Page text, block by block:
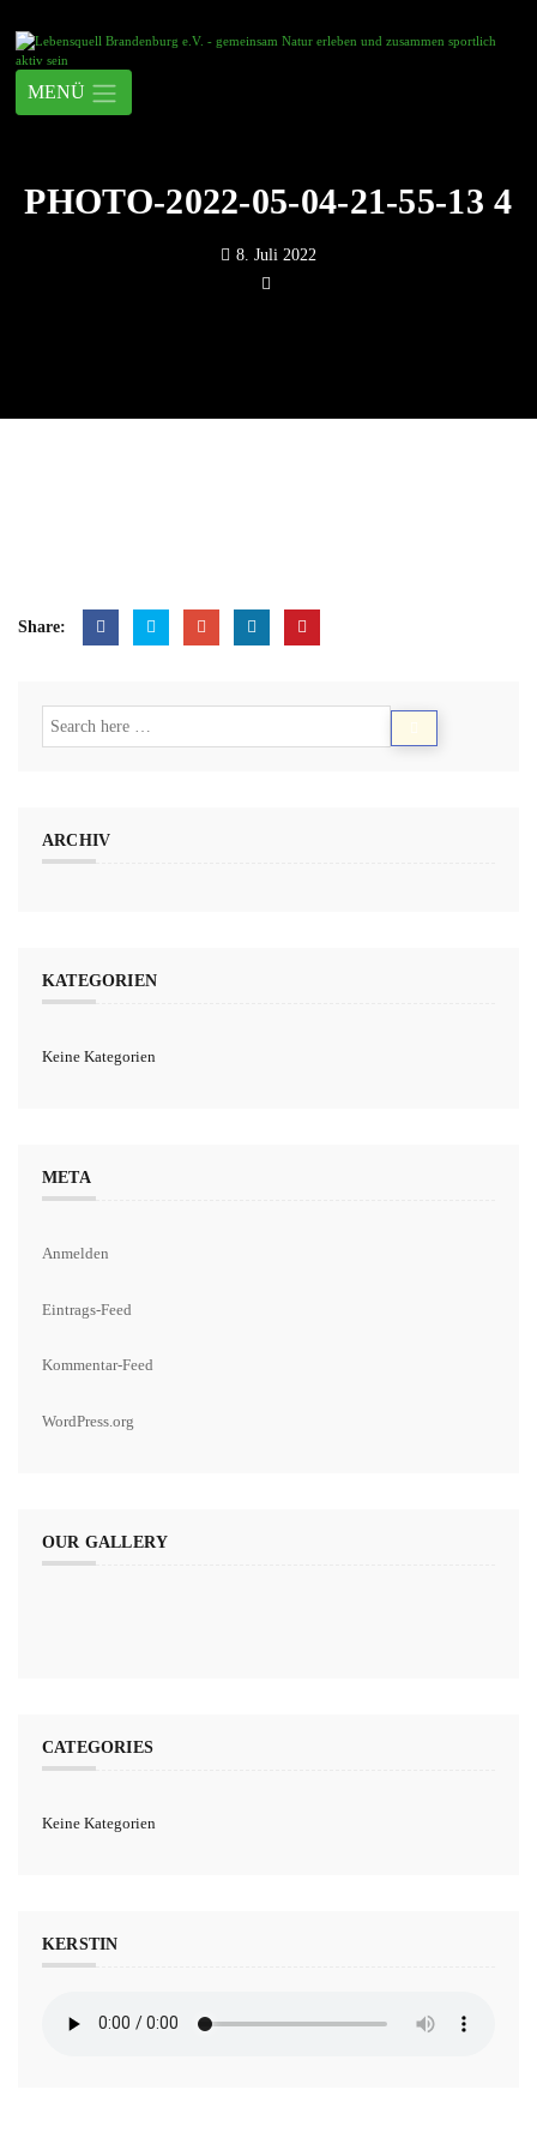
PHOTO-2022-05-04-21-55-13 4
8. Juli 2022
Share:
ARCHIV
KATEGORIEN
Keine Kategorien
META
Anmelden
Eintrags-Feed
Kommentar-Feed
WordPress.org
OUR GALLERY
CATEGORIES
Keine Kategorien
KERSTIN